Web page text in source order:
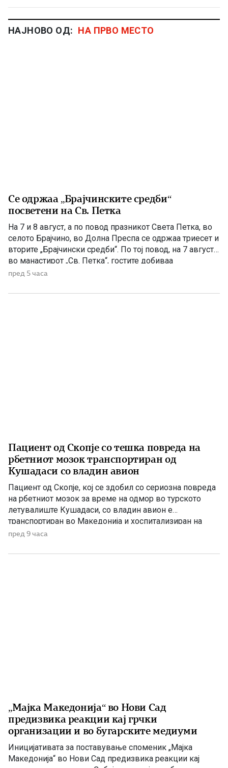
НАЈНОВО ОД: НА ПРВО МЕСТО
Се одржаа „Брајчинските средби“
посветени на Св. Петка
На 7 и 8 август, а по повод празникот Света Петка, во
селото Брајчино, во Долна Преспа се одржаа триесет и
вторите „Брајчински средби“. По тој повод, на 7 август,
во манастирот „Св. Петка“, гостите добиваа
манастирско гравче, а на 08 август ја прославија
забавуваше групата „Фонтара“ […]
пред 5 часа
Пациент од Скопје со тешка повреда на
рбетниот мозок транспортиран од
Кушадаси со владин авион
Пациент од Скопје, кој се здобил со сериозна повреда
на рбетниот мозок за време на одмор во турското
летувалиште Кушадаси, со владин авион е
транспортиран во Македонија и хоспитализиран на
Универзитетската клиника за трауматологија,
интензивно лекување (ТОАРИЛУЦ). Информацијата ја
пред 9 часа
„Мајка Македонија“ во Нови Сад
предизвика реакции кај грчки
организации и во бугарските медиуми
Иницијативата за поставување споменик „Мајка
Македонија“ во Нови Сад предизвика реакции кај